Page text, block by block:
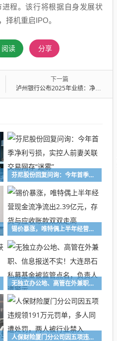
程。该行将根据自身发展状
择机重启IPO。
阅读 分享
下一篇
泸州银行公布2025年业绩：净利润连续三年增长20%，资产首破2000亿元
芬尼股份回复问询：今年首季净利亏损，实控人前妻关联交易网存“迷雾”
锡价暴涨，唯特偶上半年经营现金流净流出2.39亿元，存货与应收账款双双走高
无独立办公地、高管在外兼职、信息报送不实！大连昂石私募基金被监管点名，负责人遭警示
人保财险厦门分公司因五项违规领191万元罚单，多人同遭处罚，两人被行业禁入